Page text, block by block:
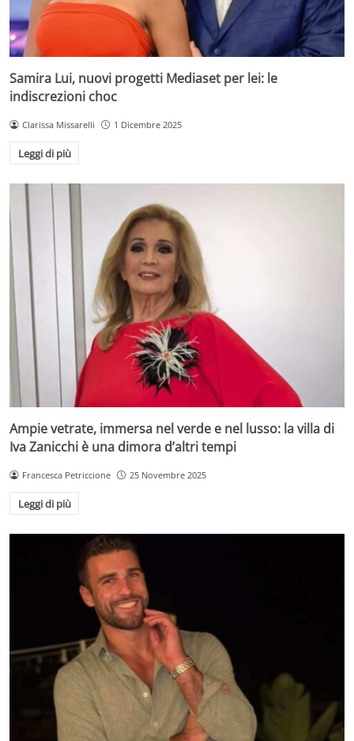
Samira Lui, nuovi progetti Mediaset per lei: le
indiscrezioni choc
Clarissa Missarelli 1 Dicembre 2025
Leggi di più
Ampie vetrate, immersa nel verde e nel lusso: la villa di
Iva Zanicchi è una dimora d’altri tempi
Francesca Petriccione 25 Novembre 2025
Leggi di più